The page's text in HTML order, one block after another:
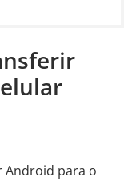
Android para o